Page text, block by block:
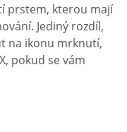
prstem, kterou mají
Jediný rozdíl,
na ikonu mrknutí,
pokud se vám